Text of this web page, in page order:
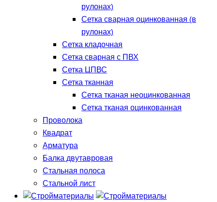
рулонах)
Сетка сварная оцинкованная (в
рулонах)
Сетка кладочная
Сетка сварная с ПВХ
Сетка ЦПВС
Сетка тканная
Сетка тканая неоцинкованная
Сетка тканая оцинкованная
Проволока
Квадрат
Арматура
Балка двутавровая
Стальная полоса
Стальной лист